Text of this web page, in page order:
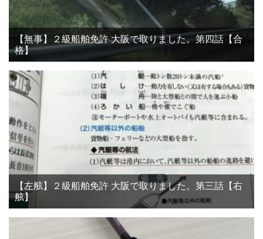
【無事】２級船舶免許 大阪で取りました。第四話【合
格】
【左舷】２級船舶免許 大阪で取りました。第三話【右
舷】